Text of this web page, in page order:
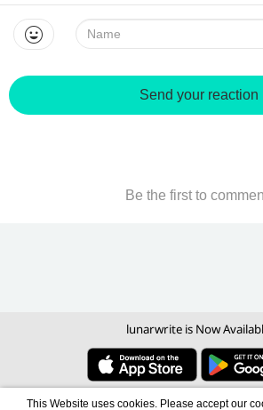
Name:
Send your reaction
Be the first to
lunarwrite is Now
This Website uses cookies. Please accept our